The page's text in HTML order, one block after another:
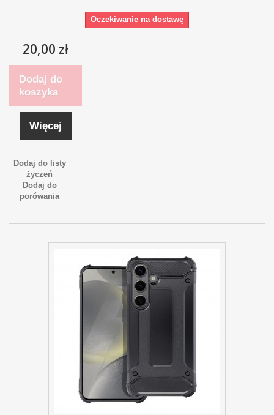
Oczekiwanie na dostawę
20,00 zł
Dodaj do
koszyka
Więcej
Dodaj do listy
życzeń
Dodaj do
porówania